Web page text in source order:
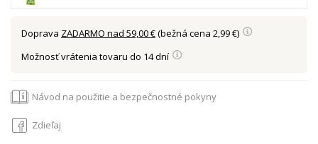
Doprava ZADARMO nad 59,00 €(bežná cena 2,99 €)
Možnosť vrátenia tovaru do 14 dní
Návod na použitie a bezpečnostné pokyny
Zdieľaj